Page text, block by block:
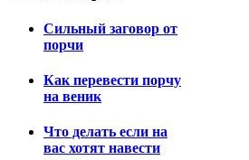
Сильный заговор от
порчи
Как перевести порчу
на веник
Что делать если на
вас хотят навести